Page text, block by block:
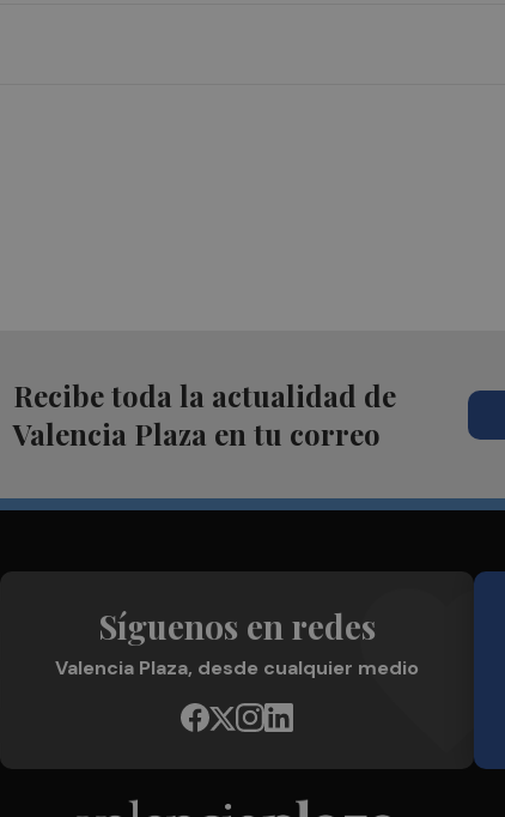
Recibe toda la actualidad de
Valencia Plaza en tu correo
Síguenos en redes
Valencia Plaza, desde cualquier medio